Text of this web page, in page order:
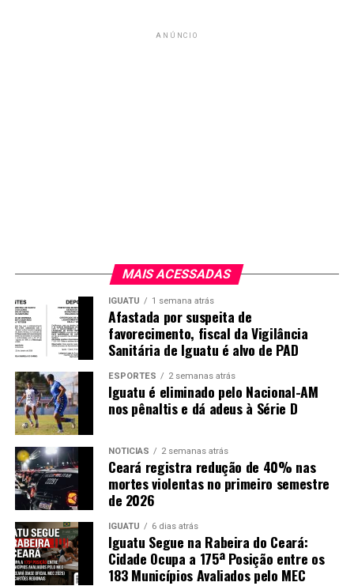
ANÚNCIO
MAIS ACESSADAS
IGUATU 1 semana atrás
Afastada por suspeita de
favorecimento, fiscal da Vigilância
Sanitária de Iguatu é alvo de PAD
ESPORTES 2 semanas atrás
Iguatu é eliminado pelo Nacional-AM
nos pênaltis e dá adeus à Série D
NOTICIAS 2 semanas atrás
Ceará registra redução de 40% nas
mortes violentas no primeiro semestre
de 2026
IGUATU 6 dias atrás
Iguatu Segue na Rabeira do Ceará:
Cidade Ocupa a 175ª Posição entre os
183 Municípios Avaliados pelo MEC